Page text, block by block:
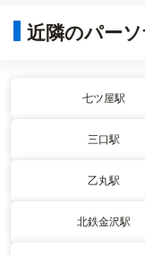
近隣のパー
七ツ屋駅
三口駅
乙丸駅
北鉄金沢駅